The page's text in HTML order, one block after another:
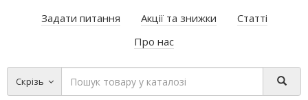
Задати питання Акції та знижки
Статті
Про нас
Скрізь